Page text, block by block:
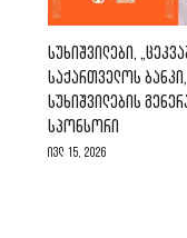
ᲡᲣᲮᲘᲨᲕᲘᲚᲔᲑᲘ,
ᲡᲐᲥᲐᲠᲗᲕᲔᲚᲝᲡ ᲑᲐᲜᲙᲘ,
ᲡᲣᲮᲘᲨᲕᲘᲚᲔᲑᲘᲡ
ᲡᲞᲝᲜᲡᲝᲠᲘ
ივლ 15, 2026